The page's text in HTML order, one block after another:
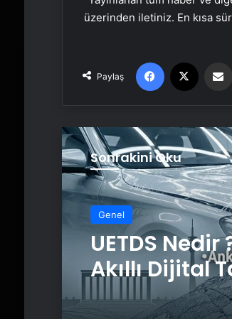
üzerinden iletiniz. En kısa
Paylaş
Facebook
Sonrakini Oku
Genel
UETDS
Akıllı Dijital
Yazılımı